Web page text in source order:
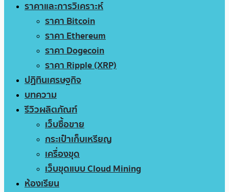
ราคาและการวิเคราะห์
ราคา Bitcoin
ราคา Ethereum
ราคา Dogecoin
ราคา Ripple (XRP)
ปฏิทินเศรษฐกิจ
บทความ
รีวิวผลิตภัณฑ์
เว็บซื้อขาย
กระเป๋าเก็บเหรียญ
เครื่องขุด
เว็บขุดแบบ Cloud Mining
ห้องเรียน